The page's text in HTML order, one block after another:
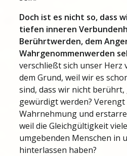
Doch ist es nicht so, dass
tiefen inneren
Berührtwerden, dem
Wahrgenommenwerden
verschließt sich unser Herz
dem Grund, weil wir es
sind, dass wir nicht berührt,
gewürdigt werden? Verengt
Wahrnehmung und
weil die Gleichgültigkeit
umgebenden Menschen in
hinterlassen haben?